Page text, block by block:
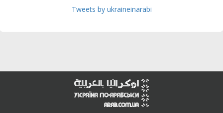
Tweets by ukraineinarabi